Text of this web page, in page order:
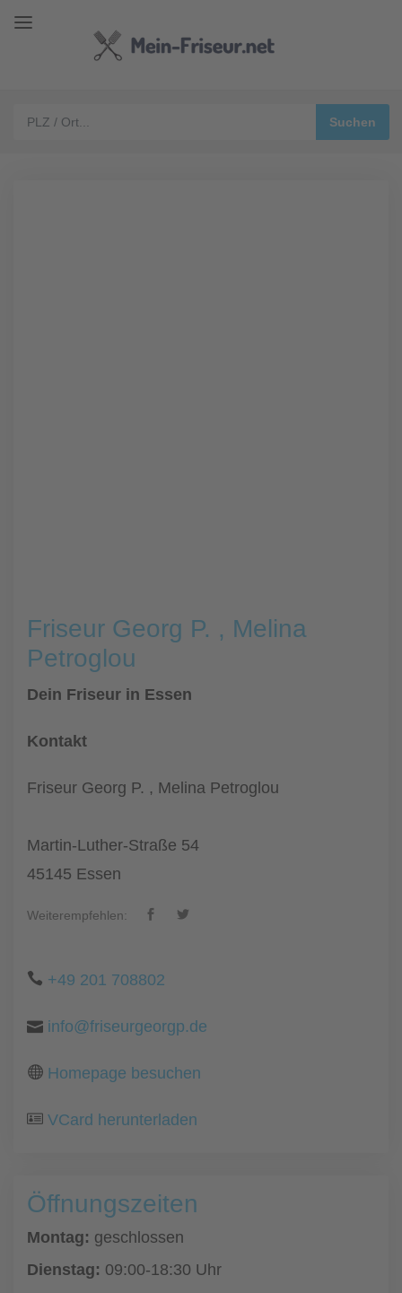
Friseur Georg P. , Melina
Petroglou
Dein Friseur in Essen
Kontakt
Friseur Georg P. , Melina Petroglou
Martin-Luther-Straße 54
45145 Essen
Weiterempfehlen:
+49 201 708802
info@friseurgeorgp.de
Homepage besuchen
VCard herunterladen
Öffnungszeiten
Montag: geschlossen
Dienstag: 09:00-18:30 Uhr